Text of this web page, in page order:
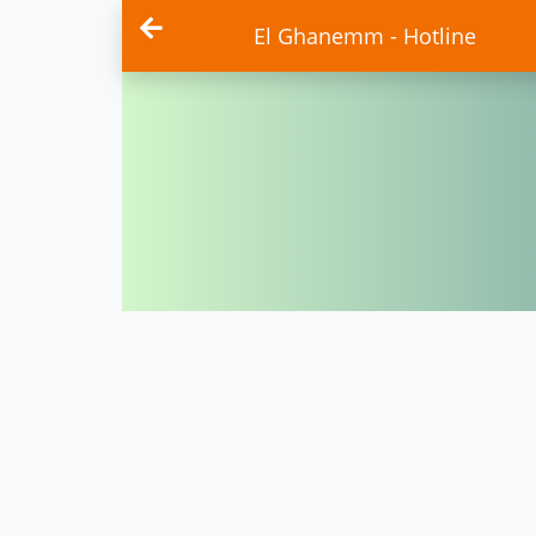
El Ghanemm - Hotline